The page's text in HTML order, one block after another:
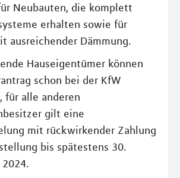
Neubauten, die komplett
erhalten sowie für
ausreichender Dämmung.
Hauseigentümer können
schon bei der KfW
für alle anderen
gilt eine
mit rückwirkender Zahlung
bis spätestens 30.